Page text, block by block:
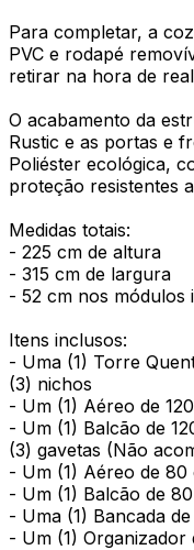
Para completar, a
PVC e rodapé
retirar na hora de
O acabamento da
Rustic e as portas e
Poliéster ecológica,
proteção resistentes
Medidas totais:
- 225 cm de altura
- 315 cm de largura
- 52 cm nos módulos
Itens inclusos:
- Uma (1) Torre
(3) nichos
- Um (1) Aéreo de
- Um (1) Balcão de
(3) gavetas (Não
- Um (1) Aéreo de
- Um (1) Balcão de
- Uma (1) Bancada de
- Um (1)